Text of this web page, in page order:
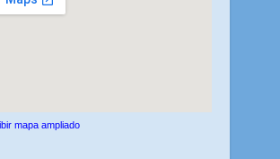
mapa ampliado